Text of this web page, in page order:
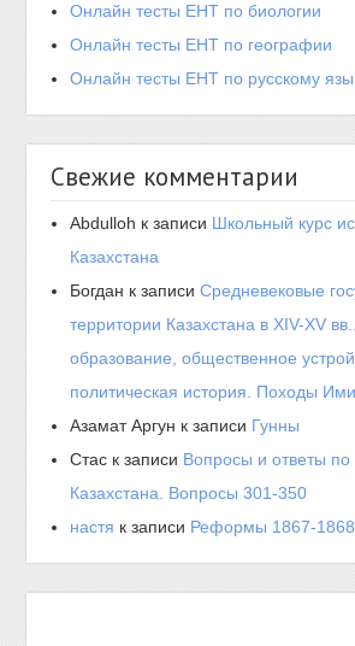
Онлайн тесты ЕНТ по биологии
Онлайн тесты ЕНТ по географии
Онлайн тесты ЕНТ по русскому
Свежие комментарии
Abdulloh к записи Школьный курс
Казахстана
Богдан к записиСредневековые
территории Казахстана в XIV-XV
образование, общественное
политическая история. Походы
Азамат Аргун к записи Гунны
Стас к записи Вопросы и ответы по
Казахстана. Вопросы 301-350
настя к записи Реформы 1867-1868